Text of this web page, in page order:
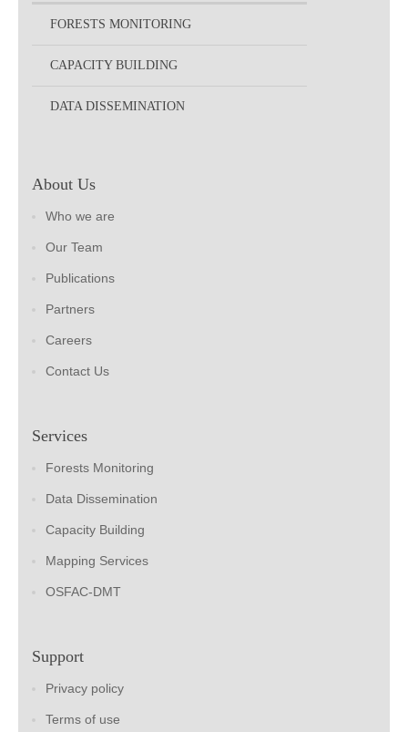
FORESTS MONITORING
CAPACITY BUILDING
DATA DISSEMINATION
About Us
Who we are
Our Team
Publications
Partners
Careers
Contact Us
Services
Forests Monitoring
Data Dissemination
Capacity Building
Mapping Services
OSFAC-DMT
Support
Privacy policy
Terms of use